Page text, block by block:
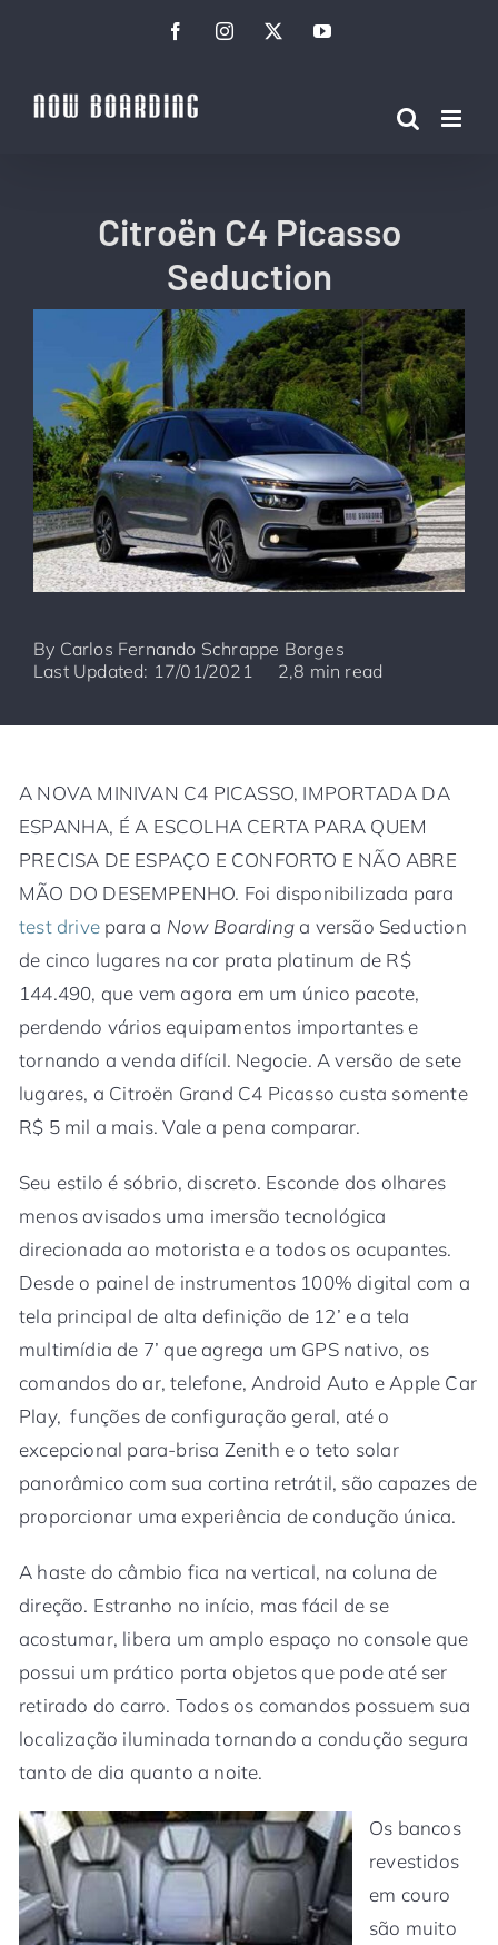
conteúdo
FacebookInstagramTwitterYouTube
Citroën C4 Picasso
Seduction
By Carlos Fernando Schrappe Borges
Last Updated: 17/01/2021
2,8 min read
A NOVA MINIVAN C4 PICASSO, IMPORTADA DA
ESPANHA, É A ESCOLHA CERTA PARA QUEM
PRECISA DE ESPAÇO E CONFORTO E NÃO ABRE
MÃO DO DESEMPENHO. Foi disponibilizada para
test drive para a Now Boarding a versão Seduction
de cinco lugares na cor prata platinum de R$
144.490, que vem agora em um único pacote,
perdendo vários equipamentos importantes e
tornando a venda difícil. Negocie. A versão de sete
lugares, a Citroën Grand C4 Picasso custa somente
R$ 5 mil a mais. Vale a pena comparar.
Seu estilo é sóbrio, discreto. Esconde dos olhares
menos avisados uma imersão tecnológica
direcionada ao motorista e a todos os ocupantes.
Desde o painel de instrumentos 100% digital com a
tela principal de alta definição de 12’ e a tela
multimídia de 7’ que agrega um GPS nativo, os
comandos do ar, telefone, Android Auto e Apple Car
Play, funções de configuração geral, até o
excepcional para-brisa Zenith e o teto solar
panorâmico com sua cortina retrátil, são capazes de
proporcionar uma experiência de condução única.
A haste do câmbio fica na vertical, na coluna de
direção. Estranho no início, mas fácil de se
acostumar, libera um amplo espaço no console que
possui um prático porta objetos que pode até ser
retirado do carro. Todos os comandos possuem sua
localização iluminada tornando a condução segura
tanto de dia quanto a noite.
Os bancos
revestidos
em couro
são muito